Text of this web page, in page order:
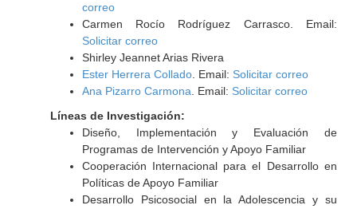
correo
Carmen Rocío Rodríguez Carrasco. Email:
Solicitar correo
Shirley Jeannet Arias Rivera
Ester Herrera Collado. Email: Solicitar correo
Ana Pizarro Carmona . Email: Solicitar correo
Líneas de Investigación:
Diseño, Implementación y Evaluación de
Programas de Intervención y Apoyo Familiar
Cooperación Internacional para el Desarrollo en
Políticas de Apoyo Familiar
Desarrollo Psicosocial en la Adolescencia y su